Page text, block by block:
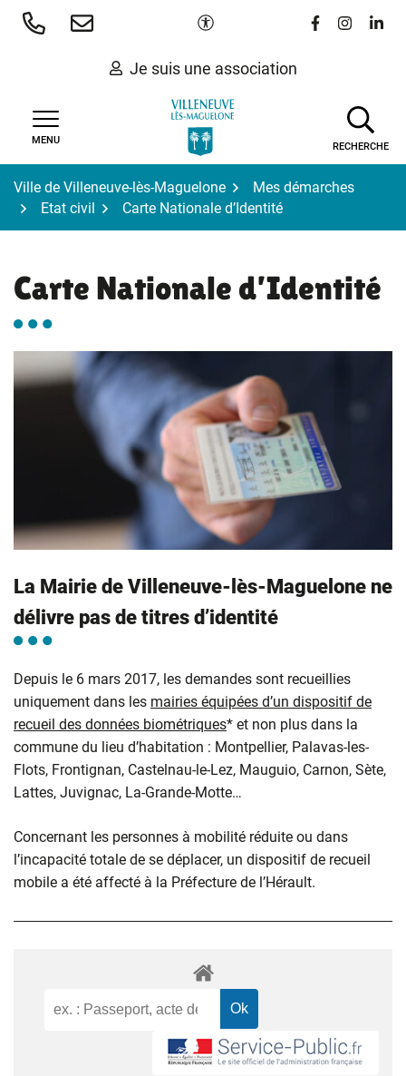
Aller
Paramètres d'accessibilité
Lien vers le
Lien vers
Lien
Je suis une association
MENU
RECHERCHE
Ville de Villeneuve-lès-Maguelone
Mes démarches
Etat civil
Carte Nationale d’Identité
Carte Nationale d’Identité
La Mairie de Villeneuve-lès-Maguelone ne
délivre pas de titres d’identité
Depuis le 6 mars 2017, les demandes sont recueillies
uniquement dans les mairies équipées d’un dispositif de
recueil des données biométriques* et non plus dans la
commune du lieu d’habitation : Montpellier, Palavas-les-
Flots, Frontignan, Castelnau-le-Lez, Mauguio, Carnon, Sète,
Lattes, Juvignac, La-Grande-Motte…
Concernant les personnes à mobilité réduite ou dans
l’incapacité totale de se déplacer, un dispositif de recueil
mobile a été affecté à la Préfecture de l’Hérault.